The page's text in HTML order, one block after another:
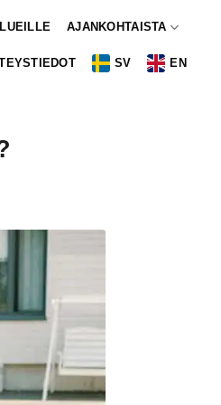
AJANKOHTAISTA
SV EN